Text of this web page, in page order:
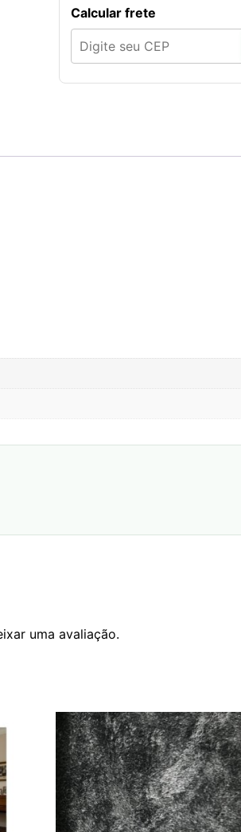
Calcular frete
uma avaliação.